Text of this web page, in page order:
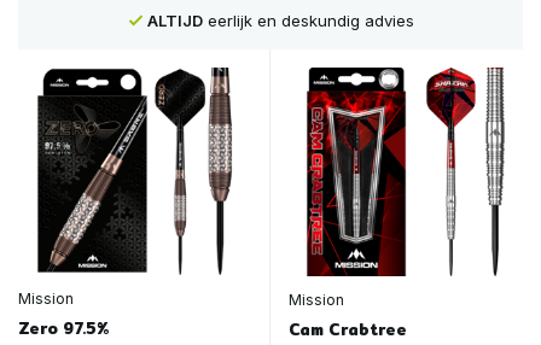
Voor16:00 besteld, isVANDAAGverstuurd
Mission
Zero 97.5%
Mission
Cam Crabtree